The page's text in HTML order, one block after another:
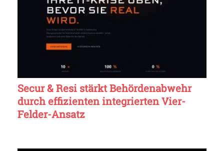
Secur & Resi stärkt Behördenabwehr
durch effizienten integrierten Vier-
Felder-Ansatz